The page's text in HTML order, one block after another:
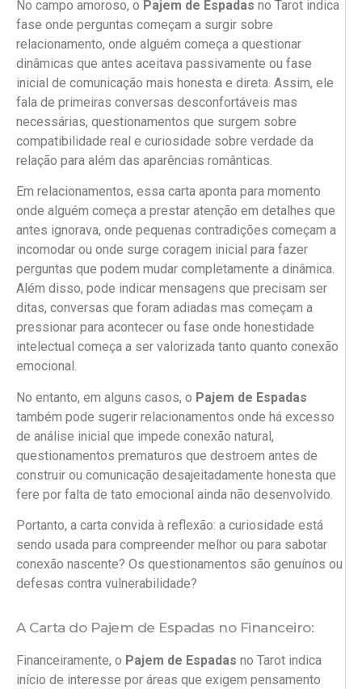
No campo amoroso, o Pajem de Espadas no Tarot indica
fase onde perguntas começam a surgir sobre
relacionamento, onde alguém começa a questionar
dinâmicas que antes aceitava passivamente ou fase
inicial de comunicação mais honesta e direta. Assim, ele
fala de primeiras conversas desconfortáveis mas
necessárias, questionamentos que surgem sobre
compatibilidade real e curiosidade sobre verdade da
relação para além das aparências românticas.
Em relacionamentos, essa carta aponta para momento
onde alguém começa a prestar atenção em detalhes que
antes ignorava, onde pequenas contradições começam a
incomodar ou onde surge coragem inicial para fazer
perguntas que podem mudar completamente a dinâmica.
Além disso, pode indicar mensagens que precisam ser
ditas, conversas que foram adiadas mas começam a
pressionar para acontecer ou fase onde honestidade
intelectual começa a ser valorizada tanto quanto conexão
emocional.
No entanto, em alguns casos, o Pajem de Espadas
também pode sugerir relacionamentos onde há excesso
de análise inicial que impede conexão natural,
questionamentos prematuros que destroem antes de
construir ou comunicação desajeitadamente honesta que
fere por falta de tato emocional ainda não desenvolvido.
Portanto, a carta convida à reflexão: a curiosidade está
sendo usada para compreender melhor ou para sabotar
conexão nascente? Os questionamentos são genuínos ou
defesas contra vulnerabilidade?
A Carta do Pajem de Espadas no Financeiro:
Financeiramente, o Pajem de Espadas no Tarot indica
início de interesse por áreas que exigem pensamento